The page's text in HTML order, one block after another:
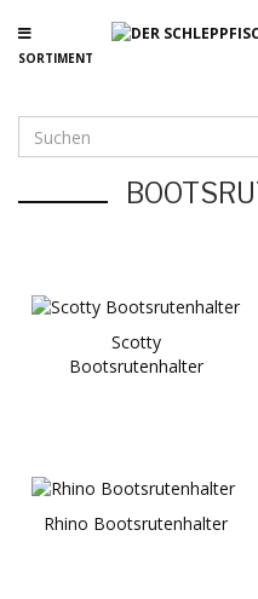
SORTIMENT
Scotty
Bootsrutenhalter
Rhino Bootsrutenhalter